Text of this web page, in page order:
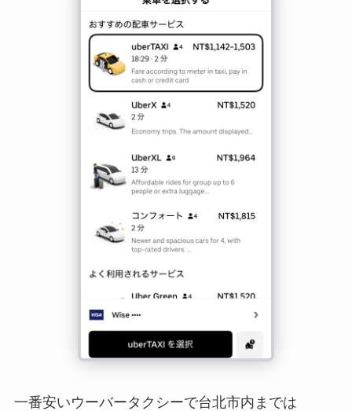
一番安いウーバータクシーで台北市内までは